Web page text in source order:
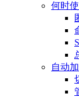
何时
自动